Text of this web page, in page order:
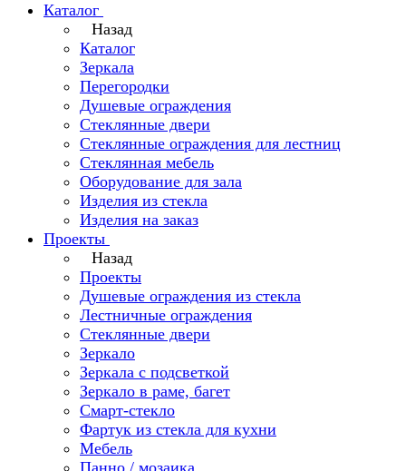
Каталог
Назад
Каталог
Зеркала
Перегородки
Душевые ограждения
Стеклянные двери
Стеклянные ограждения для лестниц
Стеклянная мебель
Оборудование для зала
Изделия из стекла
Изделия на заказ
Проекты
Назад
Проекты
Душевые ограждения из стекла
Лестничные ограждения
Стеклянные двери
Зеркало
Зеркала с подсветкой
Зеркало в раме, багет
Смарт-стекло
Фартук из стекла для кухни
Мебель
Панно / мозаика